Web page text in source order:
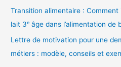
Transition alimentaire :
lait 3ᵉ âge dans l’alimentation de
Lettre de motivation pour une
métiers : modèle, conseils et